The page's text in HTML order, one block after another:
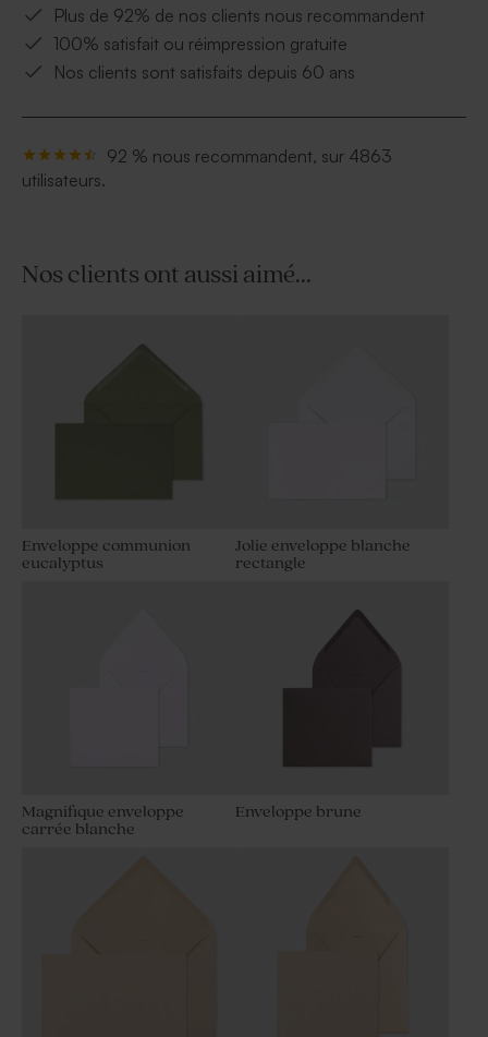
Plus de 92% de nos clients nous recommandent
100% satisfait ou réimpression gratuite
Nos clients sont satisfaits depuis 60 ans
92 % nous recommandent, sur 4863
utilisateurs.
Nos clients ont aussi aimé...
Enveloppe communion
eucalyptus
Jolie enveloppe blanche
rectangle
Magnifique enveloppe
carrée blanche
Enveloppe brune